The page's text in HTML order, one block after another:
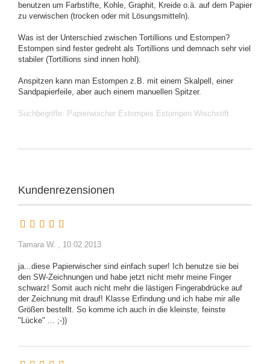
benutzen um Farbstifte, Kohle, Graphit, Kreide o.ä. auf dem Papier
zu verwischen (trocken oder mit Lösungsmitteln).
Was ist der Unterschied zwischen Tortillions und Estompen?
Estompen sind fester gedreht als Tortillions und demnach sehr viel
stabiler (Tortillions sind innen hohl).
Anspitzen kann man Estompen z.B. mit einem Skalpell, einer
Sandpapierfeile, aber auch einem manuellen Spitzer.
Suchbegriffe: Papierwischer Estompes Estompen Wischstift
Kundenrezensionen
Tamara W. , 10.02.2013
ja...diese Papierwischer sind einfach super! Ich benutze sie bei
den SW-Zeichnungen und habe jetzt nicht mehr meine Finger
schwarz! Somit auch nicht mehr die lästigen Fingerabdrücke auf
der Zeichnung mit drauf! Klasse Erfindung und ich habe mir alle
Größen bestellt. So komme ich auch in die kleinste, feinste